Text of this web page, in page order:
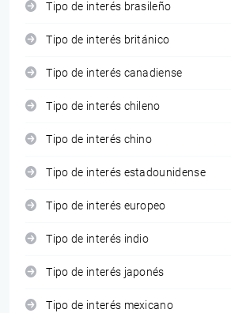
Tipo de interés brasileño
Tipo de interés británico
Tipo de interés canadiense
Tipo de interés chileno
Tipo de interés chino
Tipo de interés estadounidense
Tipo de interés europeo
Tipo de interés indio
Tipo de interés japonés
Tipo de interés mexicano